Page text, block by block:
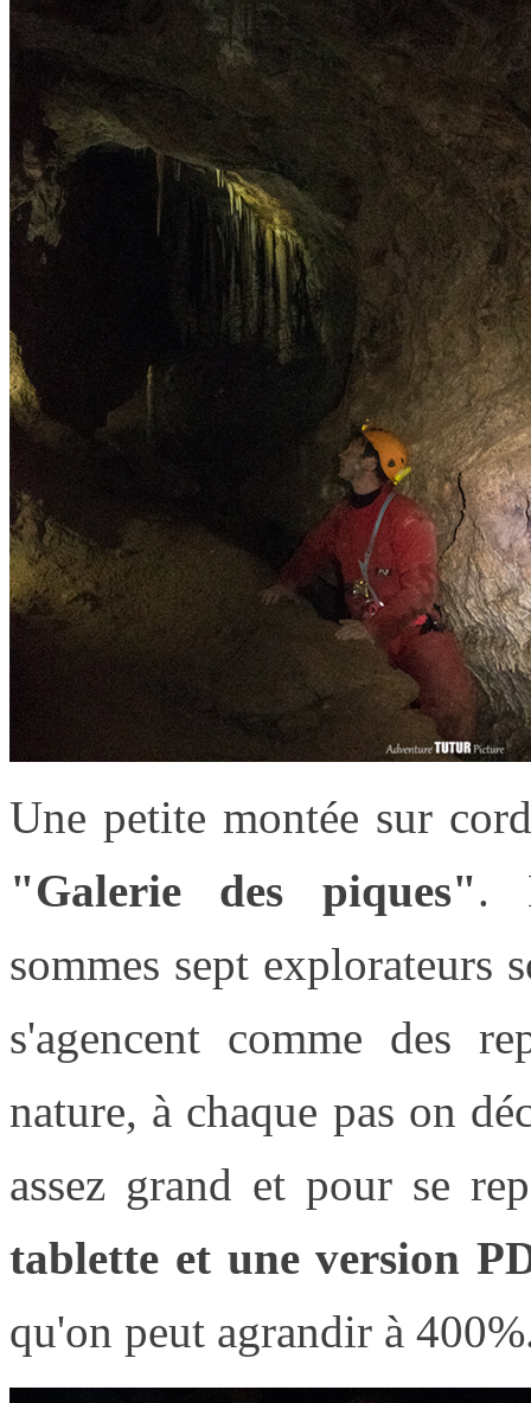
Une petite montée sur
"Galerie des piques".
sommes sept explorateurs
s'agencent comme des
nature, à chaque pas on
assez grand et pour se
tablette et une version
qu'on peut agrandir à